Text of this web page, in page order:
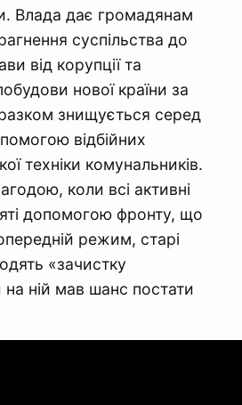
Влада дає громадянам
суспільства до
від корупції та
нової країни за
знищується серед
відбійних
техніки комунальників.
коли всі активні
допомогою фронту, що
режим, старі
«зачистку
на ній мав шанс постати